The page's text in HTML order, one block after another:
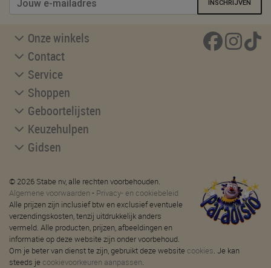
INSCHRIJVEN
Onze winkels
Contact
Service
Shoppen
Geboortelijsten
Keuzehulpen
Gidsen
© 2026 Stabe nv, alle rechten voorbehouden.
Algemene voorwaarden - Privacy- en cookiebeleid
Alle prijzen zijn inclusief btw en exclusief eventuele
verzendingskosten, tenzij uitdrukkelijk anders
vermeld. Alle producten, prijzen, afbeeldingen en
informatie op deze website zijn onder voorbehoud.
Om je beter van dienst te zijn, gebruikt deze website cookies. Je kan
steeds je cookievoorkeuren aanpassen.